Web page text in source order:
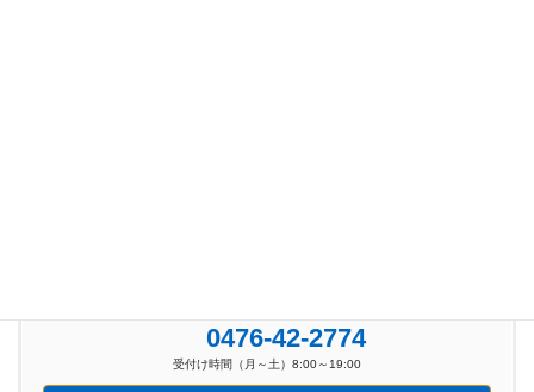
0476-42-2774
受付け時間（月～土）8:00～19:00